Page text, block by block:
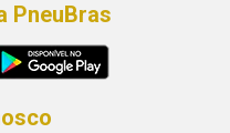
PneuBras